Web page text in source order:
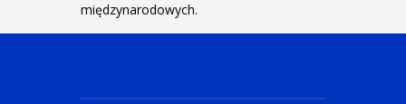
międzynarodowych.